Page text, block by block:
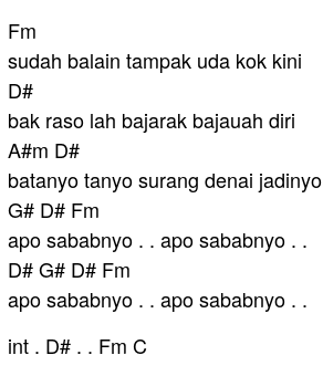
Fm
sudah balain tampak uda kok kini
D#
bak raso lah bajarak bajauah diri
A#m D#
batanyo tanyo surang denai jadinyo
G# D# Fm
apo sababnyo . . apo sababnyo . .
D# G# D# Fm
apo sababnyo . . apo sababnyo . .
int . D# . . Fm C